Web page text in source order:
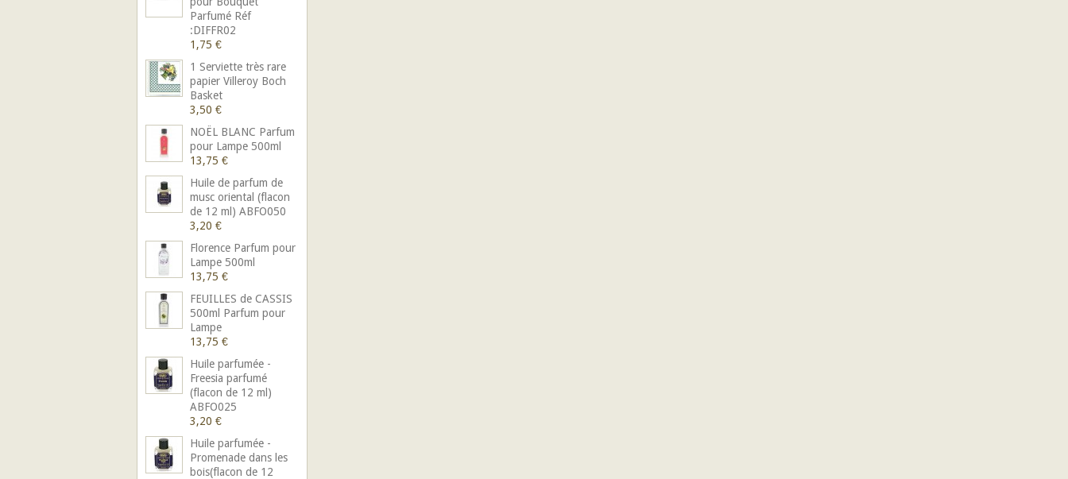
Parfumé Réf
:DIFFR02
1,75 €
1 Serviette très rare
papier Villeroy Boch
Basket
3,50 €
NOËL BLANC Parfum
pour Lampe 500ml
13,75 €
Huile de parfum de
musc oriental (flacon
de 12 ml) ABFO050
3,20 €
Florence Parfum pour
Lampe 500ml
13,75 €
FEUILLES de CASSIS
500ml Parfum pour
Lampe
13,75 €
Huile parfumée -
Freesia parfumé
(flacon de 12 ml)
ABFO025
3,20 €
Huile parfumée -
Promenade dans les
bois(flacon de 12